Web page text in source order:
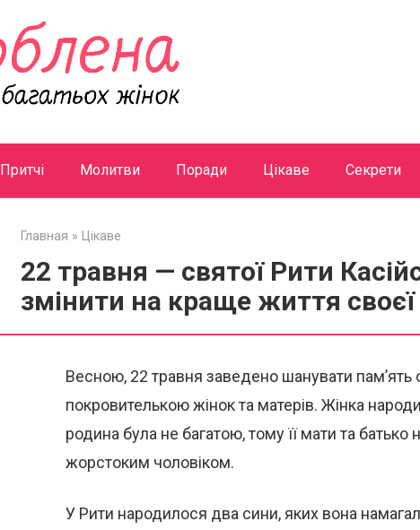
Притчі Молитви Поради Цікаве Секрети
Главная » Цікаве
22 травня — святої Рити
змінити на краще життя
Весною, 22 травня заведено шанувати пам’ять
покровителькою жінок та матерів. Жінка
родина була не багатою, тому її мати та
жорстоким чоловіком.
У Рити народилося два сини, яких вона